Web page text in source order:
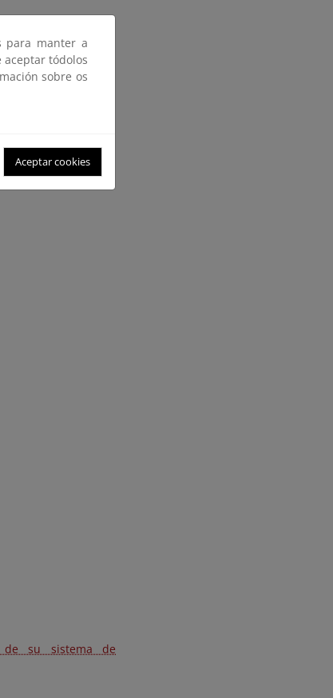
de su sistema de
para manter a
aceptar tódolos
sobre os
Aceptar cookies